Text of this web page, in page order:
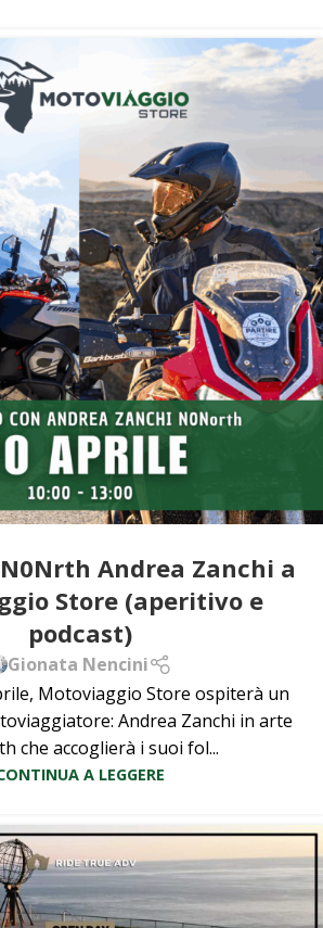
N0Nrth Andrea Zanchi a
Store (aperitivo e
podcast)
Gionata Nencini
Motoviaggio Store ospiterà un
Andrea Zanchi in arte
che accoglierà i suoi fol...
A LEGGERE